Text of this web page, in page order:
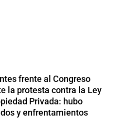
frente al Congreso
la protesta contra la Ley
Privada: hubo
y enfrentamientos